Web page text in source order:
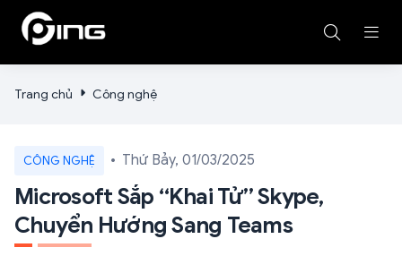
Trang chủ Công nghệ
CÔNG NGHỆ Thứ Bảy, 01/03/2025
Microsoft Sắp “khai Tử” Skype,
Chuyển Hướng Sang Teams